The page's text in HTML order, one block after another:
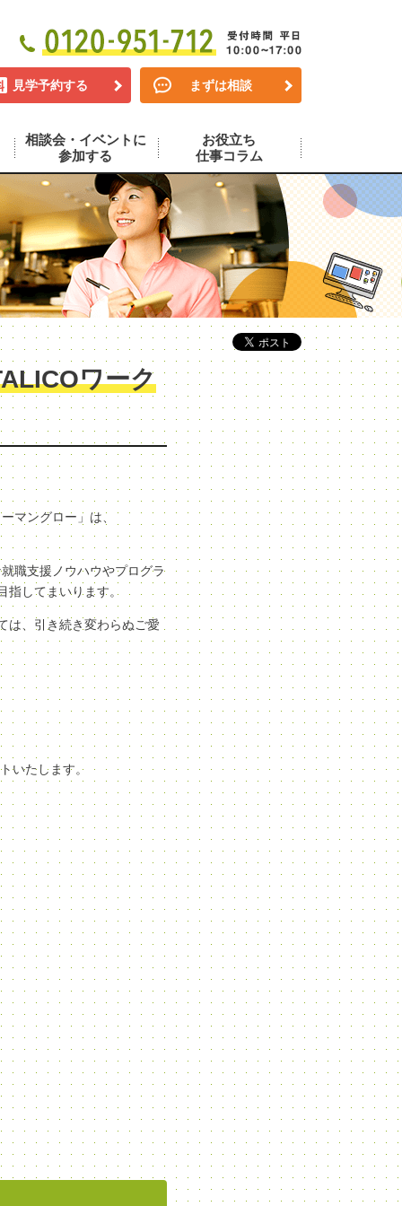
見学予約する まずは相談
相談会・イベントに
参加する
お役立ち
仕事コラム
ワーク
マングロー」は、
職支援ノウハウやプログラ
指してまいります。
は、引き続き変わらぬご愛
いたします。